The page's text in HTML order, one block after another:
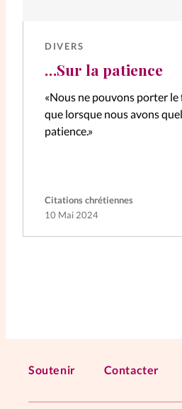
DIVERS
…Sur la patience
«Nous ne pouvons porter
que lorsque nous avons
patience.»
Citations chrétiennes
10 Mai 2024
Soutenir Contacter